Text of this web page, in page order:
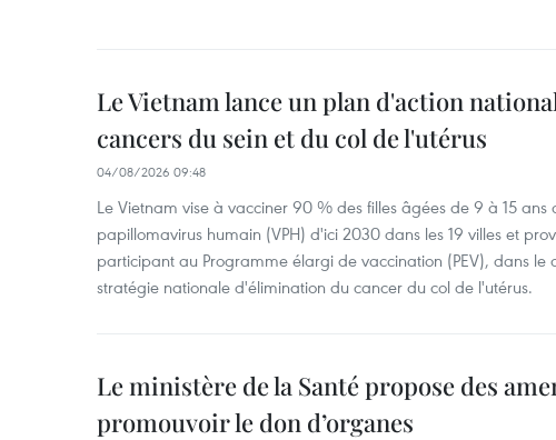
Le Vietnam lance un plan d'action
cancers du sein et du col de l'utérus
04/08/2026 09:48
Le Vietnam vise à vacciner 90 % des filles âgées de 9 à 15 ans
papillomavirus humain (VPH) d'ici 2030 dans les 19 villes et
participant au Programme élargi de vaccination (PEV), dans le
stratégie nationale d'élimination du cancer du col de l'utérus.
Le ministère de la Santé propose des
promouvoir le don d’organes